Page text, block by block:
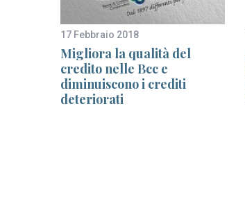
17 Febbraio 2018
Migliora la qualità del
credito nelle Bcc e
diminuiscono i crediti
deteriorati